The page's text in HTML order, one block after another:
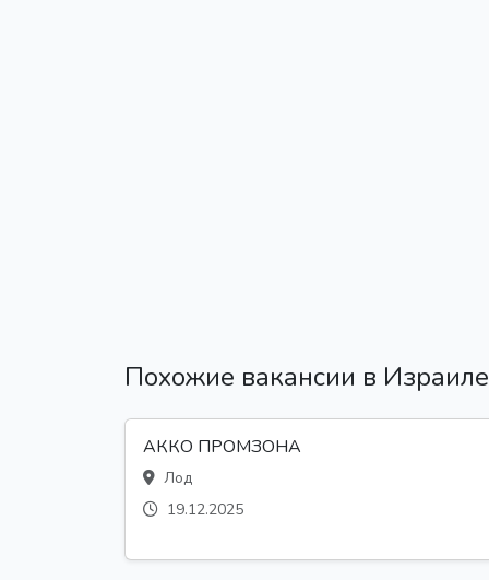
Похожие вакансии в Израиле
АККО ПРОМЗОНА
Лод
19.12.2025